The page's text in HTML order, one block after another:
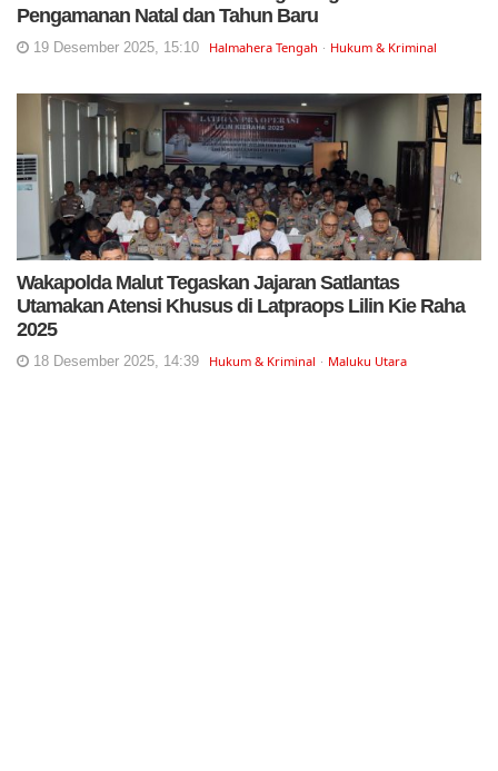
Pengamanan Natal dan Tahun Baru
19 Desember 2025, 15:10 Halmahera Tengah Hukum & Kriminal
Wakapolda Malut Tegaskan Jajaran Satlantas
Utamakan Atensi Khusus di Latpraops Lilin Kie Raha
2025
18 Desember 2025, 14:39 Hukum & Kriminal Maluku Utara